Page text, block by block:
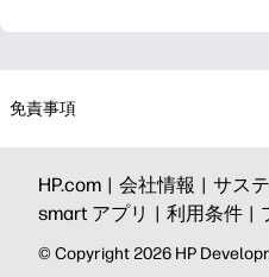
免責事項
HP.com | 会社情報 | サス
smart アプリ | 利用条件 |
©️ Copyright 2026 HP